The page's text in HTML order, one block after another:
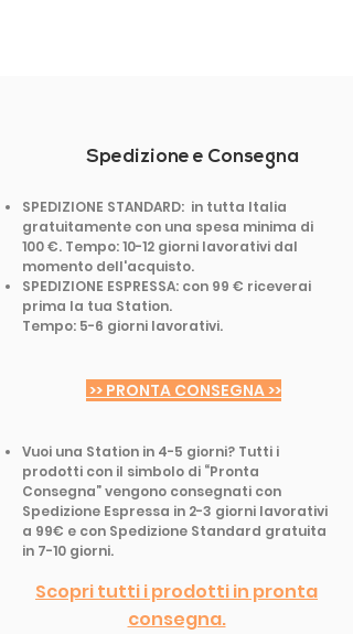
Spedizione e Consegna
SPEDIZIONE STANDARD: in tutta Italia
gratuitamente con una spesa minima di
100 €. Tempo: 10-12 giorni lavorativi dal
momento dell'acquisto.
SPEDIZIONE ESPRESSA: con 99 € riceverai
prima la tua Station.
Tempo: 5-6 giorni lavorativi.
>> PRONTA CONSEGNA >>
Vuoi una Station in 4-5 giorni? Tutti i
prodotti con il simbolo di “Pronta
Consegna” vengono consegnati con
Spedizione Espressa in 2-3 giorni lavorativi
a 99€ e con Spedizione Standard gratuita
in 7-10 giorni.
Scopri tutti i prodotti in pronta
consegna.